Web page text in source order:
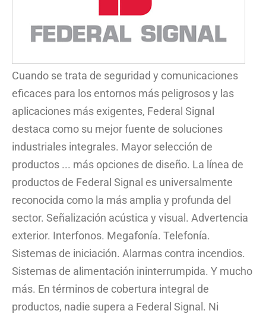
Cuando se trata de seguridad y comunicaciones
eficaces para los entornos más peligrosos y las
aplicaciones más exigentes, Federal Signal
destaca como su mejor fuente de soluciones
industriales integrales. Mayor selección de
productos ... más opciones de diseño. La línea de
productos de Federal Signal es universalmente
reconocida como la más amplia y profunda del
sector. Señalización acústica y visual. Advertencia
exterior. Interfonos. Megafonía. Telefonía.
Sistemas de iniciación. Alarmas contra incendios.
Sistemas de alimentación ininterrumpida. Y mucho
más. En términos de cobertura integral de
productos, nadie supera a Federal Signal. Ni